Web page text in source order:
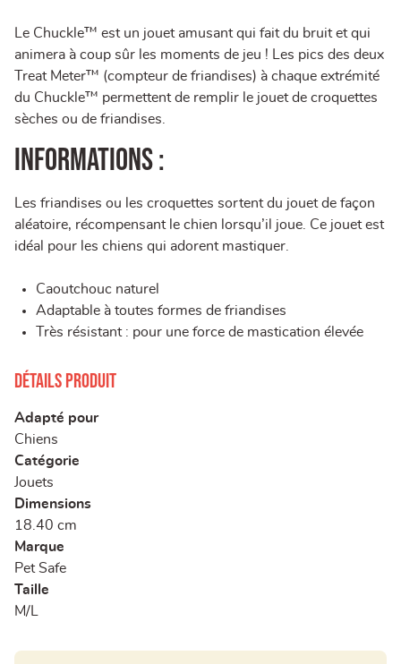
Le Chuckle™ est un jouet amusant qui fait du bruit et qui
animera à coup sûr les moments de jeu ! Les pics des deux
Treat Meter™ (compteur de friandises) à chaque extrémité
du Chuckle™ permettent de remplir le jouet de croquettes
sèches ou de friandises.
Informations :
Les friandises ou les croquettes sortent du jouet de façon
aléatoire, récompensant le chien lorsqu’il joue. Ce jouet est
idéal pour les chiens qui adorent mastiquer.
Caoutchouc naturel
Adaptable à toutes formes de friandises
Très résistant : pour une force de mastication élevée
Détails produit
Adapté pour
Chiens
Catégorie
Jouets
Dimensions
18.40 cm
Marque
Pet Safe
Taille
M/L